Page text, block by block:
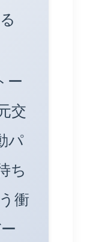
ー
交
パ
ち
衝